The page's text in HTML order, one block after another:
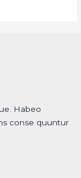
Habeo
conse quuntur